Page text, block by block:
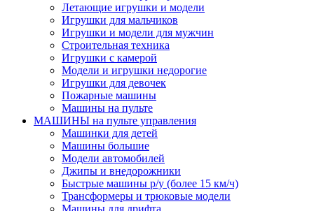
Летающие игрушки и модели
Игрушки для мальчиков
Игрушки и модели для мужчин
Строительная техника
Игрушки с камерой
Модели и игрушки недорогие
Игрушки для девочек
Пожарные машины
Машины на пульте
МАШИНЫ на пульте управления
Машинки для детей
Машины большие
Модели автомобилей
Джипы и внедорожники
Быстрые машины р/у (более 15 км/ч)
Трансформеры и трюковые модели
Машины для дрифта